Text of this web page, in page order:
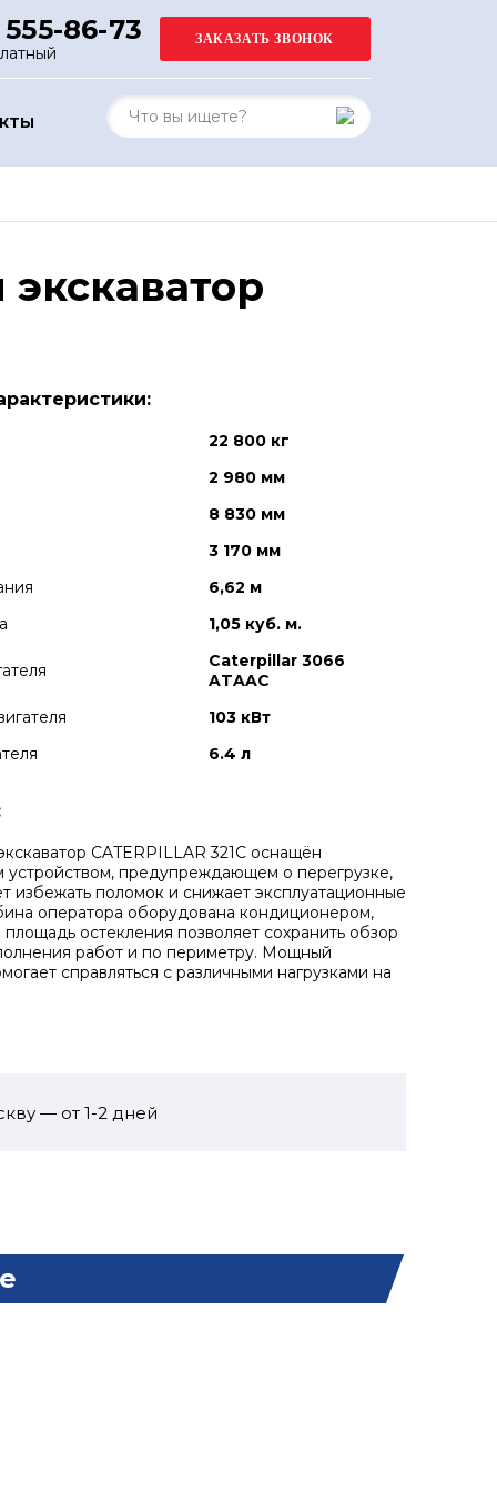
86-73
22 800 кг
2 980 мм
8 830 мм
3 170 мм
6,62 м
1,05 куб. м.
Caterpillar 3066
ATAAC
103 кВт
6.4 л
CATERPILLAR 321C оснащён
устройством, предупреждающем о перегрузке,
избежать поломок и снижает эксплуатационные
оператора оборудована кондиционером,
остекления позволяет сохранить обзор
работ и по периметру. Мощный
справляться с различными нагрузками на
— от 1-2 дней